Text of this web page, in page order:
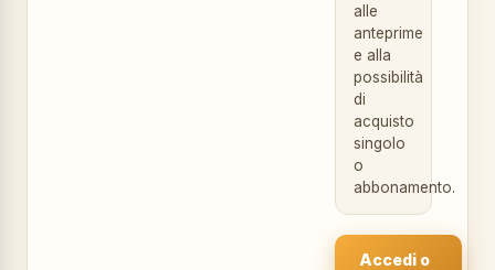
alle
anteprime
e alla
possibilità
di
acquisto
singolo
o
abbonamento.
Accedi o